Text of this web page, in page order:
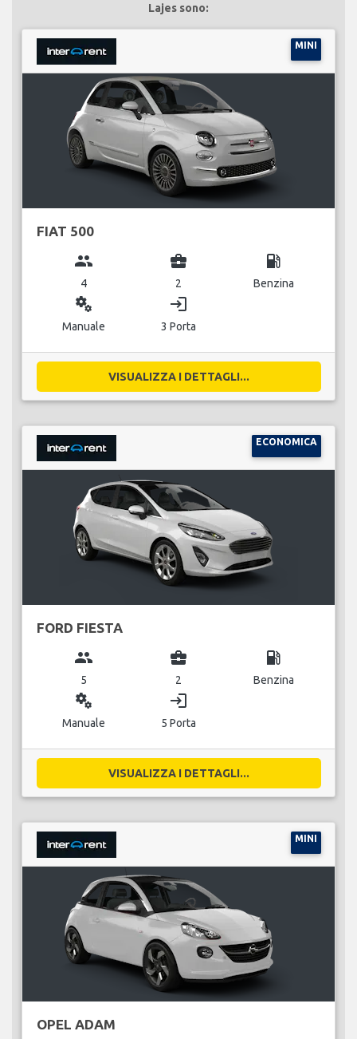
Lajes sono:
MINI
FIAT 500
group
4
business_center
2
local_gas_station
Benzina
miscellaneous_services
Manuale
login
3 Porta
VISUALIZZA I DETTAGLI...
ECONOMICA
FORD FIESTA
group
5
business_center
2
local_gas_station
Benzina
miscellaneous_services
Manuale
login
5 Porta
VISUALIZZA I DETTAGLI...
MINI
OPEL ADAM